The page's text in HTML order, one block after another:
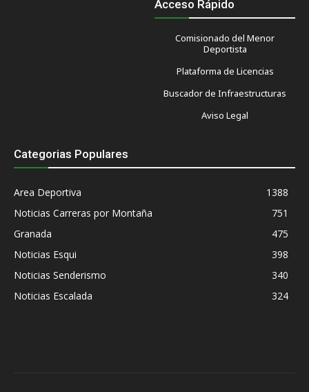
Acceso Rápido
Comisionado del Menor
Deportista
Plataforma de Licencias
Buscador de Infraestructuras
Aviso Legal
Categorias Populares
Area Deportiva
1388
Noticias Carreras por Montaña
751
Granada
475
Noticias Esqui
398
Noticias Senderismo
340
Noticias Escalada
324